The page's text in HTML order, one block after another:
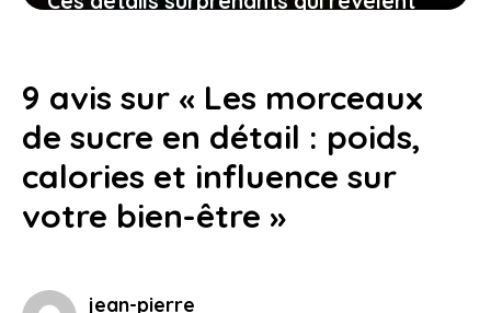
10 juin 2026
9 avis sur « Les morceaux
de sucre en détail : poids,
calories et influence sur
votre bien-être »
jean-pierre